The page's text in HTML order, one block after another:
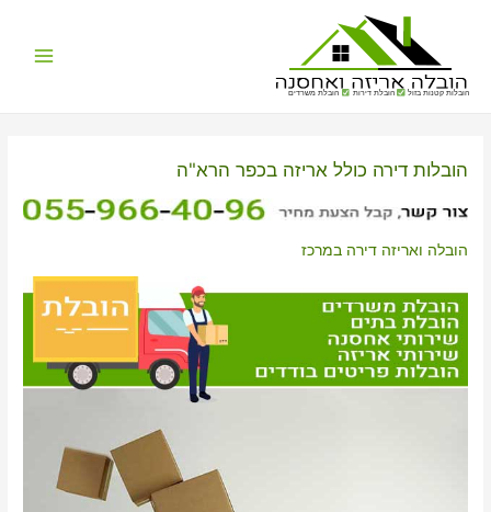
הובלות קטנות בזול הובלת דירות הובלת משרדים
הובלות דירה כולל אריזה בכפר הרא"ה
הובלה ואריזה דירה במרכז